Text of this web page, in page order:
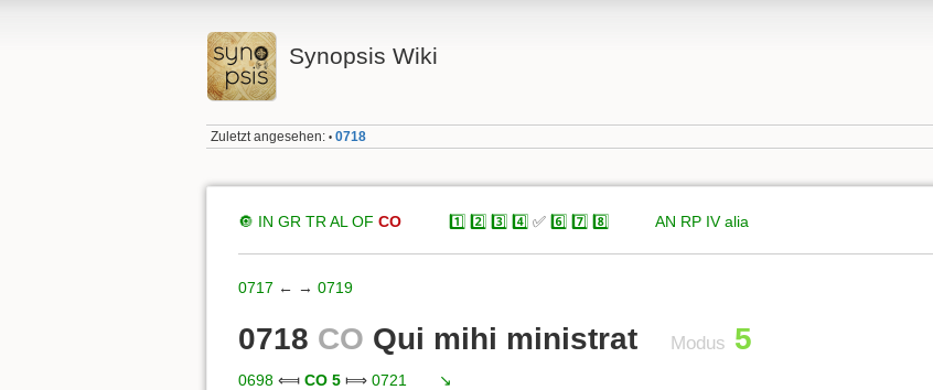
Synopsis Wiki
Zuletzt angesehen: • 0718
🔘 IN GR TR AL OF CO 1️⃣ 2️⃣ 3️⃣ 4️⃣ ✅ 6️⃣ 7️⃣ 8️⃣ AN RP IV alia
0717 ← → 0719
0718 CO Qui mihi ministrat Modus 5
0698 ⟽ CO 5 ⟾ 0721
↘️